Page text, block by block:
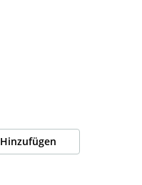
Hinzufügen